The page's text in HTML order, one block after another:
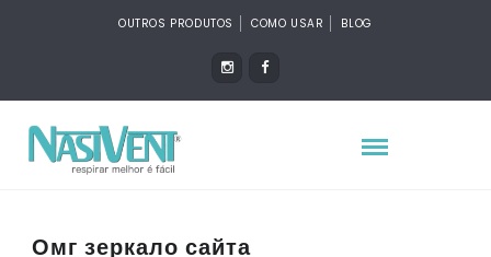
OUTROS PRODUTOS COMO USAR BLOG
Омг зеркало сайта